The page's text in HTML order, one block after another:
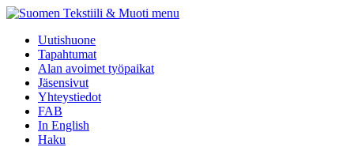
menu
Uutishuone
Tapahtumat
Alan avoimet työpaikat
Jäsensivut
Yhteystiedot
FAB
In English
Haku